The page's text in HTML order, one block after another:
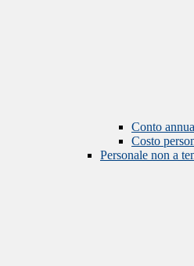
Conto
Costo
Personale non a